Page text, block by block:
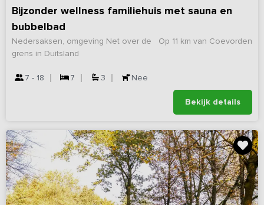
Bijzonder wellness familiehuis met sauna en
bubbelbad
Op 11 km van Coevorden
Nedersaksen, omgeving Net over de
grens in Duitsland
7 - 18 7 3 Nee
Bekijk details